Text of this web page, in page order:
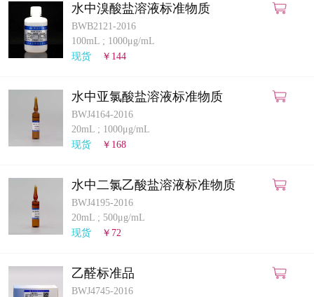
水中溴酸盐溶液标准物质
BWB2121-2016
100mL ; 1000μg/mL
现货
￥144
水中亚氯酸盐溶液标准物质
BWJ4164-2016
20mL ; 1000μg/mL
现货
￥168
水中二氯乙酸盐溶液标准物质
BWJ4195-2016
20mL ; 500μg/mL
现货
￥72
乙醛标准品
BWJ4745-2016
微生物检测/质控品
定制标物
定制仪器
计量课堂
知识交流
公司主页
购物车